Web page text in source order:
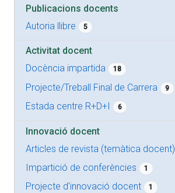
Publicacions docents
Autoria llibre
5
Activitat docent
Docència impartida
18
Projecte/Treball Final de Carrera 9
Estada centre R+D+I 6
Innovació docent
Articles de revista (temàtica docent)
Impartició de conferències 1
Projecte d'innovació docent 1